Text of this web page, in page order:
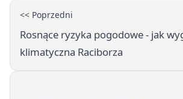
<< Poprzedni
Rosnące ryzyka pogodowe - jak
klimatyczna Raciborza